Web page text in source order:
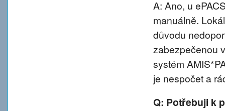
A: Ano, u
manuálně.
důvodu
zabezpečenou
systém
je nespočet a
Q: Potřebuji k